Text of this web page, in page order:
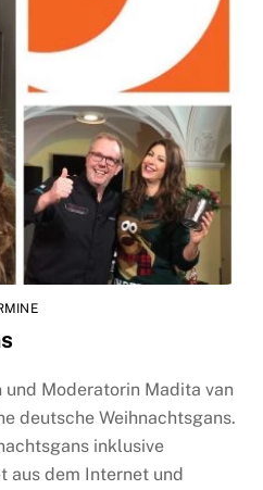
Moderatorin Madita van
deutsche Weihnachtsgans.
inklusive
aus dem Internet und